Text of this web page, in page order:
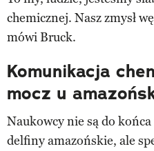
chemicznej. Nasz zmysł
mówi Bruck.
Komunikacja
mocz u
Naukowcy nie są do
delfiny amazońskie, ale